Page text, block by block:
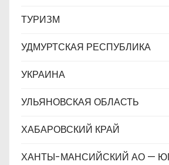
ТУРИЗМ
УДМУРТСКАЯ РЕСПУБЛИКА
УКРАИНА
УЛЬЯНОВСКАЯ ОБЛАСТЬ
ХАБАРОВСКИЙ КРАЙ
ХАНТЫ-МАНСИЙСКИЙ АО —